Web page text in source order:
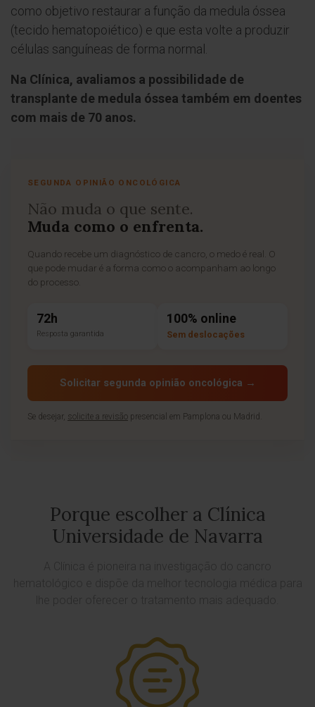
como objetivo restaurar a função da medula óssea
(tecido hematopoiético) e que esta volte a produzir
células sanguíneas de forma normal.
Na Clínica, avaliamos a possibilidade de
transplante de medula óssea também em doentes
com mais de 70 anos.
SEGUNDA OPINIÃO ONCOLÓGICA
Não muda o que sente.
Muda como o enfrenta.
Quando recebe um diagnóstico de cancro, o medo é real. O
que pode mudar é a forma como o acompanham ao longo
do processo.
72h
Resposta garantida
100% online
Sem deslocações
Solicitar segunda opinião oncológica →
Se desejar, solicite a revisão presencial em Pamplona ou Madrid.
Porque escolher a Clínica
Universidade de Navarra